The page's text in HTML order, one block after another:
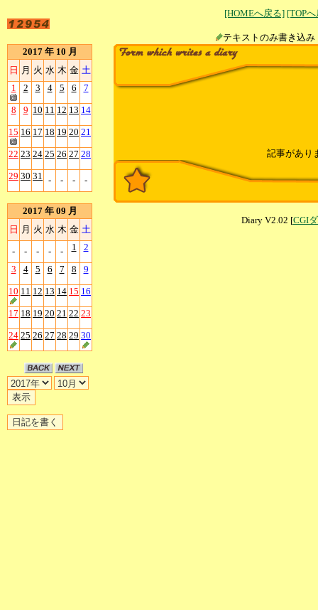
[HOMEへ戻る] [TOP
テキストのみ書
2017 年 10 月
日 月 火 水 木 金 土
1
2 3 4 5 6 7
8 9 10 11 12 13 14
15 16 17 18 19 20 21
22 23 24 25 26 27 28
29 30 31 - - - -
2017 年 09 月
日 月 火 水 木 金 土
- - - - - 1 2
3 4 5 6 7 8 9
10 11 12 13 14 15 16
17 18 19 20 21 22 23
24 25 26 27 28 29 30
記事があり
Diary V2.02 [CGI